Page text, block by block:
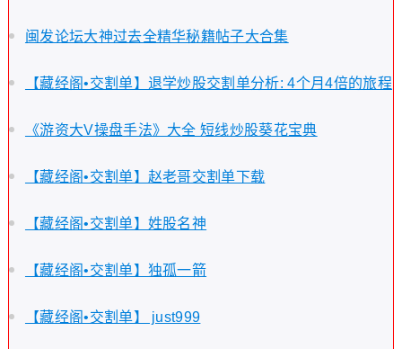
闽发论坛大神过去全精华秘籍帖子大合集
【藏经阁•交割单】退学炒股交割单分析: 4个月4倍的旅程
《游资大V操盘手法》大全 短线炒股葵花宝典
【藏经阁•交割单】赵老哥交割单下载
【藏经阁•交割单】姓股名神
【藏经阁•交割单】独孤一箭
【藏经阁•交割单】 just999